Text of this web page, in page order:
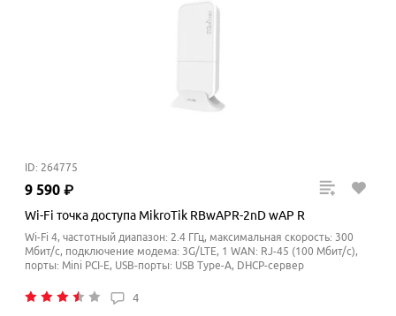
ID: 264775
9 590 ₽
Wi-Fi точка доступа MikroTik RBwAPR-2nD wAP R
Wi-Fi 4, частотный диапазон: 2.4 ГГц, максимальная скорость: 300
Мбит/с, подключение модема: 3G/LTE, 1 WAN: RJ-45 (100 Мбит/с),
порты: Mini PCI-E, USB-порты: USB Type-A, DHCP-сервер
4